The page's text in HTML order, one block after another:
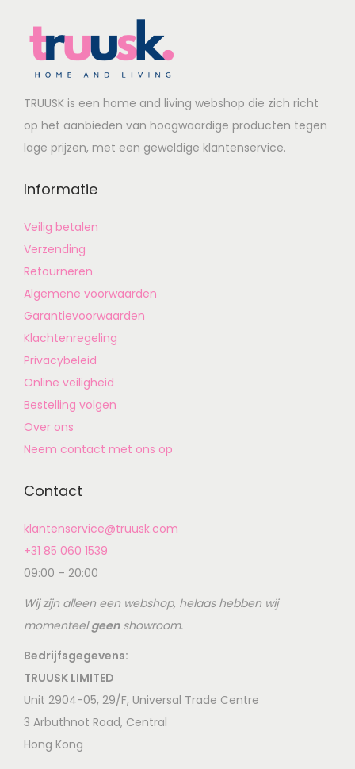
TRUUSK is een home and living webshop die zich richt
op het aanbieden van hoogwaardige producten tegen
lage prijzen, met een geweldige klantenservice.
Informatie
Veilig betalen
Verzending
Retourneren
Algemene voorwaarden
Garantievoorwaarden
Klachtenregeling
Privacybeleid
Online veiligheid
Bestelling volgen
Over ons
Neem contact met ons op
Contact
klantenservice@truusk.com
+31 85 060 1539
09:00 – 20:00
Wij zijn alleen een webshop, helaas hebben wij
momenteelgeenshowroom.
Bedrijfsgegevens:
TRUUSK LIMITED
Unit 2904-05, 29/F, Universal Trade Centre
3 Arbuthnot Road, Central
Hong Kong